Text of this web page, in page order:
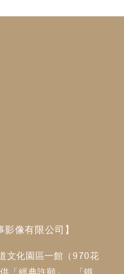
像有限公司】
文化園區一館（970花